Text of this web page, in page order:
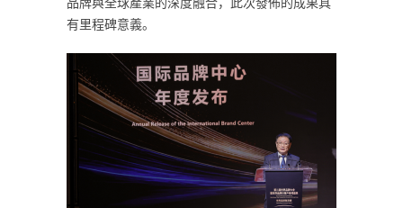
有里程碑意義。